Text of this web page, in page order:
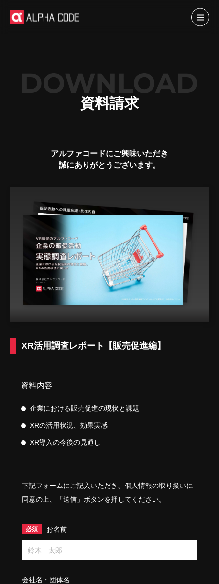
資料請求
アルファコードにご興味いただき
誠にありがとうございます。
XR活用調査レポート【販売促進編】
資料内容
企業における販売促進の現状と課題
XRの活用状況、効果実感
XR導入の今後の見通し
下記フォームにご記入いただき、個人情報の取り扱いに
同意の上、「送信」ボタンを押してください。
お名前
会社名・団体名